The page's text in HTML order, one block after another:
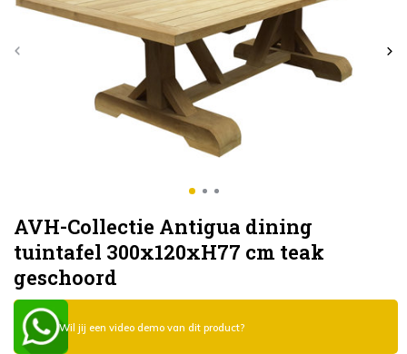
AVH-Collectie Antigua dining
tuintafel 300x120xH77 cm teak
geschoord
Wil jij een video demo van dit product?